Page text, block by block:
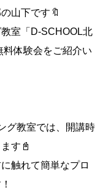
山下です🔖
室「D-SCHOOL北
体験会をご紹介い
グ教室では、開講時
す📓
触れて簡単なプロ